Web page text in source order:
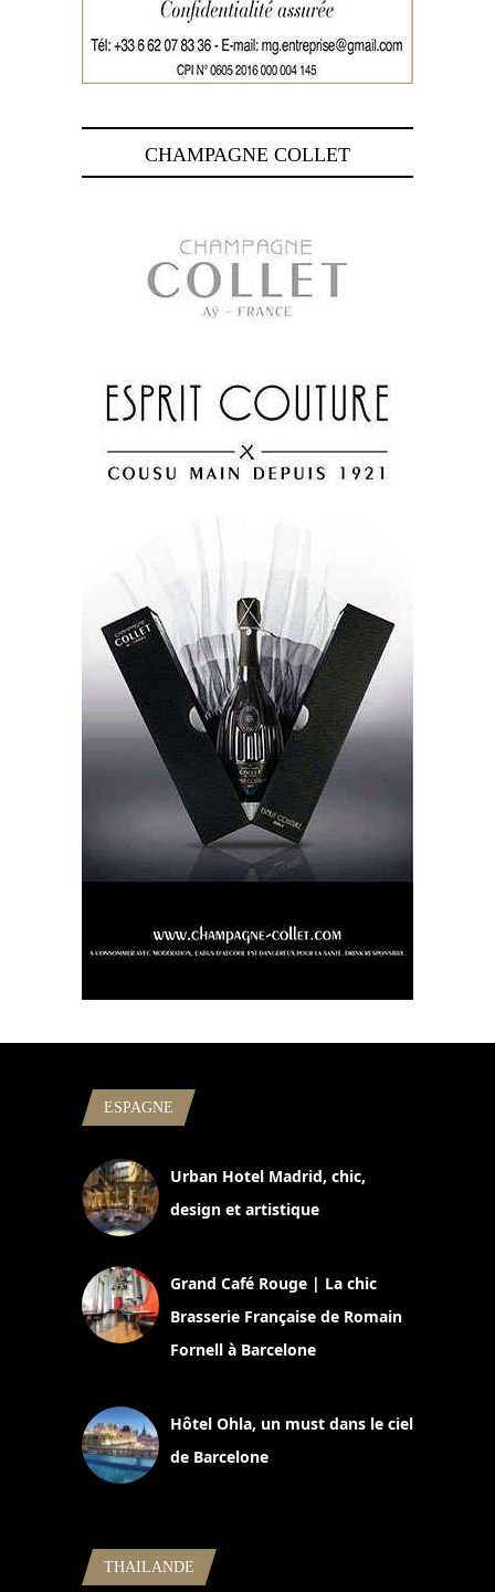
CHAMPAGNE COLLET
ESPAGNE
Urban Hotel Madrid, chic,
design et artistique
Grand Café Rouge | La chic
Brasserie Française de Romain
Fornell à Barcelone
Hôtel Ohla, un must dans le ciel
de Barcelone
THAILANDE